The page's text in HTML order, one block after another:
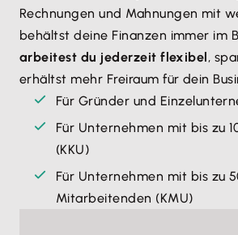
Rechnungen und Mahnungen mit
behältst deine Finanzen immer im
arbeitest du jederzeit flexibel,
erhältst mehr Freiraum für dein
Für Gründer und
Für Unternehmen mit bis zu
(KKU)
Für Unternehmen mit bis zu
Mitarbeitenden (KMU)